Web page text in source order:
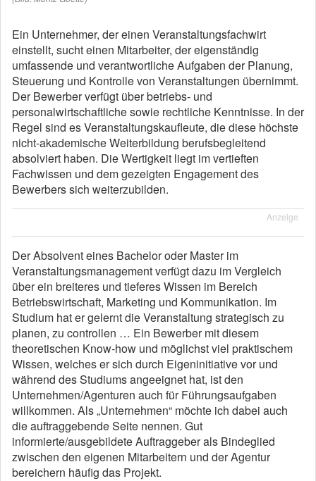
Ein Unternehmer, der einen Veranstaltungsfachwirt
einstellt, sucht einen Mitarbeiter, der eigenständig
umfassende und verantwortliche Aufgaben der Planung,
Steuerung und Kontrolle von Veranstaltungen übernimmt.
Der Bewerber verfügt über betriebs- und
personalwirtschaftliche sowie rechtliche Kenntnisse. In der
Regel sind es Veranstaltungskaufleute, die diese höchste
nicht-akademische Weiterbildung berufsbegleitend
absolviert haben. Die Wertigkeit liegt im vertieften
Fachwissen und dem gezeigten Engagement des
Bewerbers sich weiterzubilden.
Anzeige
Der Absolvent eines Bachelor oder Master im
Veranstaltungsmanagement verfügt dazu im Vergleich
über ein breiteres und tieferes Wissen im Bereich
Betriebswirtschaft, Marketing und Kommunikation. Im
Studium hat er gelernt die Veranstaltung strategisch zu
planen, zu controllen … Ein Bewerber mit diesem
theoretischen Know-how und möglichst viel praktischem
Wissen, welches er sich durch Eigeninitiative vor und
während des Studiums angeeignet hat, ist den
Unternehmen/Agenturen auch für Führungsaufgaben
willkommen. Als „Unternehmen“ möchte ich dabei auch
die auftraggebende Seite nennen. Gut
informierte/ausgebildete Auftraggeber als Bindeglied
zwischen den eigenen Mitarbeitern und der Agentur
bereichern häufig das Projekt.